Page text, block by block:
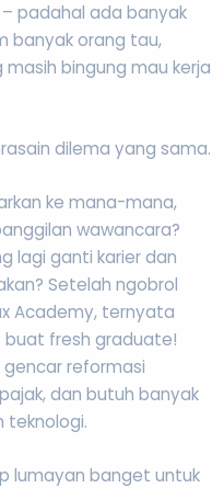
padahal ada banyak
banyak orang tau,
bingung mau kerja
dilema yang sama.
ke mana-mana,
wawancara?
lagi ganti karier dan
Setelah ngobrol
Academy, ternyata
fresh graduate!
gencar reformasi
dan butuh banyak
teknologi.
lumayan banget untuk